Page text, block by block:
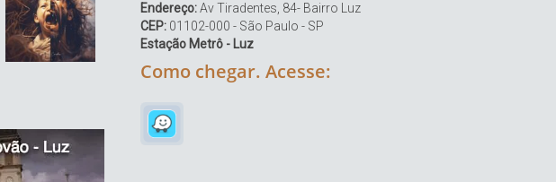
Endereço:Av Tiradentes, 84- Bairro Luz
CEP: 01102-000 - São Paulo - SP
Estação Metrô - Luz
Como chegar. Acesse: